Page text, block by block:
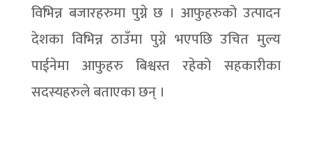
विभिन्न बजारहरुमा पुग्ने छ । आफुहरुको उत्पादन
देशका विभिन्न ठाउँमा पुग्ने भएपछि उचित मुल्य
पाईनेमा आफुहरु बिश्वस्त रहेको सहकारीका
सदस्यहरुले बताएका छन् ।